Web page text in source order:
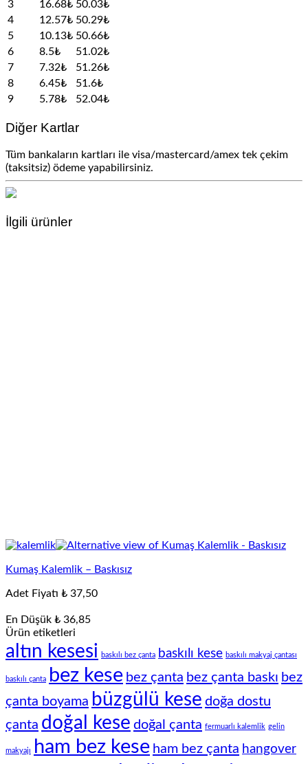
3
16.68₺ 50.03₺
4
12.57₺ 50.29₺
5
10.13₺ 50.66₺
6
8.5₺
51.02₺
7
7.32₺
51.26₺
8
6.45₺
51.6₺
9
5.78₺ 52.04₺
Diğer Kartlar
Tüm bankaların kartları ile visa/mastercard/amex tek çekim
(taksitsiz) ödeme yapabilirsiniz.
İlgili ürünler
Kumaş Kalemlik – Baskısız
Adet Fiyatı ₺ 37,50
En Düşük ₺ 36,85
Ürün etiketleri
altın kesesi baskılı bez çanta baskılı kese baskılı makyaj çantası
baskılı çanta bez kese bez çanta bez çanta baskı bez
çanta boyama büzgülü kese doğa dostu
çanta doğal kese doğal çanta fermuarlı kalemlik gelin
makyajı ham bez kese ham bez çanta hangover